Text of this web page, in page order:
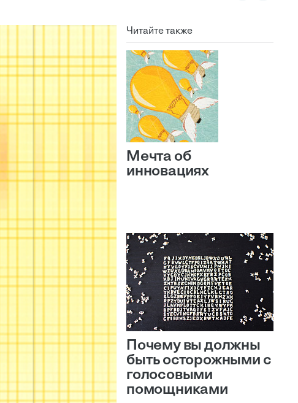
Читайте также
Мечта об
инновациях
Почему вы должны
быть осторожными с
голосовыми
помощниками